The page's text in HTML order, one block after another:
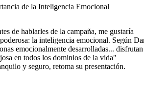
de la Inteligencia Emocional
de hablarles de la campaña, me gustaría
la inteligencia emocional. Según
emocionalmente desarrolladas...
en todos los dominios de la vida"
y seguro, retoma su presentación.